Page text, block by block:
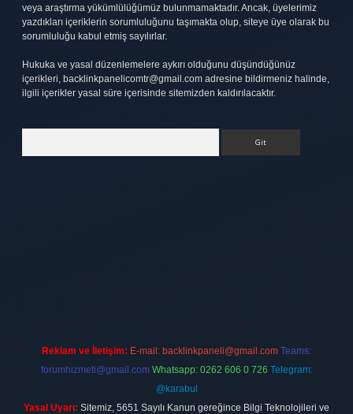
veya araştırma yükümlülüğümüz bulunmamaktadır. Ancak, üyelerimiz
yazdıkları içeriklerin sorumluluğunu taşımakta olup, siteye üye olarak bu
sorumluluğu kabul etmiş sayılırlar.
Hukuka ve yasal düzenlemelere aykırı olduğunu düşündüğünüz
içerikleri, backlinkpanelicomtr@gmail.com adresine bildirmeniz halinde,
ilgili içerikler yasal süre içerisinde sitemizden kaldırılacaktır.
Reklam ve İletişim: E-mail: backlinkpaneli@gmail.com Teams:
forumhizmeti@gmail.com Whatsapp: 0262 606 0 726 Telegram:
@karabul
Yasal Uyarı: Sitemiz, 5651 Sayılı Kanun gereğince Bilgi Teknolojileri ve